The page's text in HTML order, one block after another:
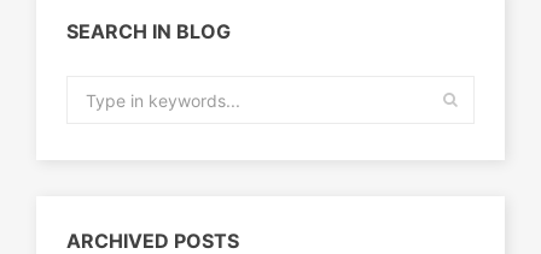
SEARCH IN BLOG
ARCHIVED POSTS